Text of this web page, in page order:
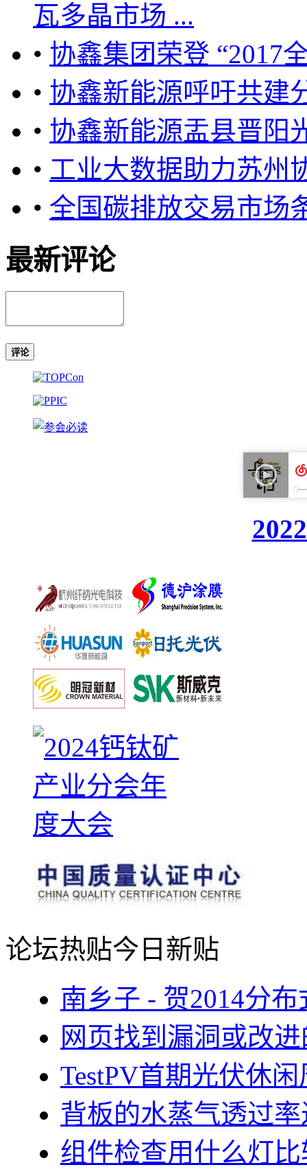
瓦多晶市场 ...
• 协鑫集团荣登 “2017
• 协鑫新能源呼吁共建
• 协鑫新能源盂县晋阳
• 工业大数据助力苏州
• 全国碳排放交易市场
最新评论
评论
论坛热贴今日新贴
南乡子 - 贺2014分
网页找到漏洞或改
TestPV首期光伏休
背板的水蒸气透过
组件检查用什么灯